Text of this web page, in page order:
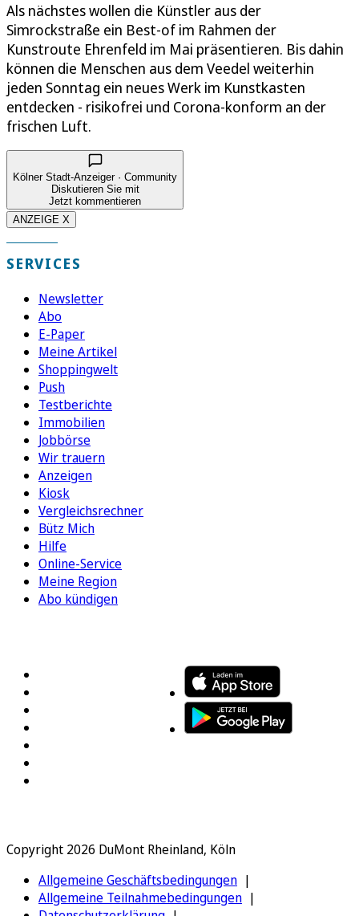
Als nächstes wollen die Künstler aus der
Simrockstraße ein Best-of im Rahmen der
Kunstroute Ehrenfeld im Mai präsentieren. Bis dahin
können die Menschen aus dem Veedel weiterhin
jeden Sonntag ein neues Werk im Kunstkasten
entdecken - risikofrei und Corona-konform an der
frischen Luft.
Kölner Stadt-Anzeiger · Community
Diskutieren Sie mit
Jetzt kommentieren
ANZEIGE X
SERVICES
Newsletter
Abo
E-Paper
Meine Artikel
Shoppingwelt
Push
Testberichte
Immobilien
Jobbörse
Wir trauern
Anzeigen
Kiosk
Vergleichsrechner
Bütz Mich
Hilfe
Online-Service
Meine Region
Abo kündigen
Copyright 2026 DuMont Rheinland, Köln
Allgemeine Geschäftsbedingungen
Allgemeine Teilnahmebedingungen